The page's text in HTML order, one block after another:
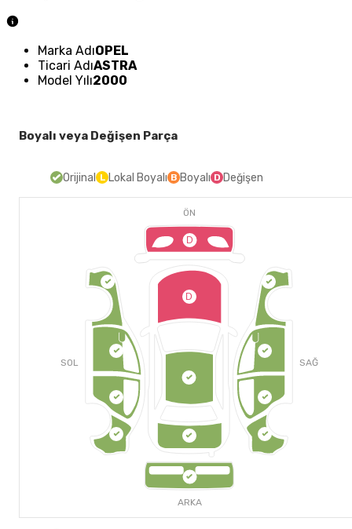
Marka AdıOPEL
Ticari AdıASTRA
Model Yılı2000
Boyalı veya Değişen Parça
Orijinal L Lokal Boyalı B Boyalı D Değişen
ÖN
D
SOL
D
SAĞ
ARKA